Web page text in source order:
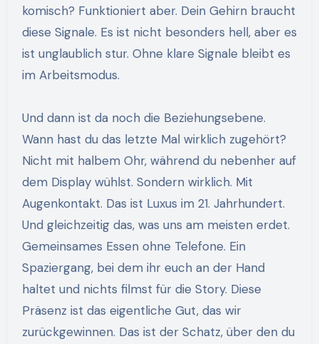
komisch? Funktioniert aber. Dein Gehirn braucht
diese Signale. Es ist nicht besonders hell, aber es
ist unglaublich stur. Ohne klare Signale bleibt es
im Arbeitsmodus.
Und dann ist da noch die Beziehungsebene.
Wann hast du das letzte Mal wirklich zugehört?
Nicht mit halbem Ohr, während du nebenher auf
dem Display wühlst. Sondern wirklich. Mit
Augenkontakt. Das ist Luxus im 21. Jahrhundert.
Und gleichzeitig das, was uns am meisten erdet.
Gemeinsames Essen ohne Telefone. Ein
Spaziergang, bei dem ihr euch an der Hand
haltet und nichts filmst für die Story. Diese
Präsenz ist das eigentliche Gut, das wir
zurückgewinnen. Das ist der Schatz, über den du